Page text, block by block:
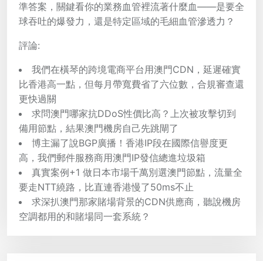
準答案，關鍵看你的業務血管裡流著什麼血——是要全
球吞吐的爆發力，還是特定區域的毛細血管滲透力？
評論:
我們在橫琴的跨境電商平台用澳門CDN，延遲確實
比香港高一點，但每月帶寬費省了六位數，合規審查還
更快過關
求問澳門哪家抗DDoS性價比高？上次被攻擊切到
備用節點，結果澳門機房自己先跳閘了
博主漏了說BGP廣播！香港IP段在國際信譽度更
高，我們郵件服務商用澳門IP發信總進垃圾箱
真實案例+1 做日本市場千萬別選澳門節點，流量全
要走NTT繞路，比直連香港慢了50ms不止
求深扒澳門那家賭場背景的CDN供應商，聽說機房
空調都用的和賭場同一套系統？